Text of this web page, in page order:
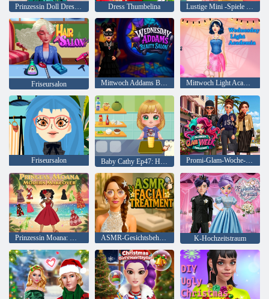
Prinzessin Doll Dress Up Beauty Dress Thumbelina Lustige Mini -Spiele für Prinzessin
Friseursalon Mittwoch Addams Beauty Salon Mittwoch Light Academia
Friseursalon Promi-Glam-Woche-Herausforderung
Prinzessin Moana: Modernes Makeover ASMR-Gesichtsbehandlung K-Hochzeitstraum